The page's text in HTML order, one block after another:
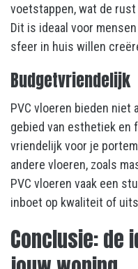
voetstappen, wat de
Dit is ideaal voor
sfeer in huis willen
Budgetvriendelijk
PVC vloeren bieden niet
gebied van esthetiek en
vriendelijk voor je
andere vloeren, zoals
PVC vloeren vaak een
inboet op kwaliteit of
Conclusie: de